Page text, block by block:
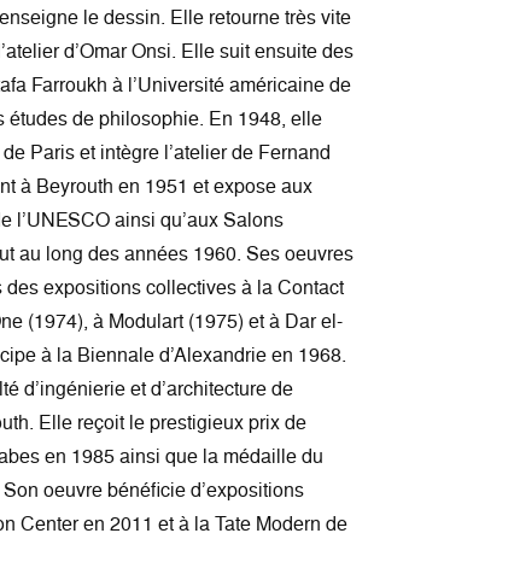
le dessin. Elle retourne très vite
d’Omar Onsi. Elle suit ensuite des
Farroukh à l’Université américaine de
études de philosophie. En 1948, elle
Paris et intègre l’atelier de Fernand
à Beyrouth en 1951 et expose aux
l’UNESCO ainsi qu’aux Salons
au long des années 1960. Ses oeuvres
expositions collectives à la Contact
(1974), à Modulart (1975) et à Dar el-
à la Biennale d’Alexandrie en 1968.
d’ingénierie et d’architecture de
Elle reçoit le prestigieux prix de
en 1985 ainsi que la médaille du
oeuvre bénéficie d’expositions
Center en 2011 et à la Tate Modern de